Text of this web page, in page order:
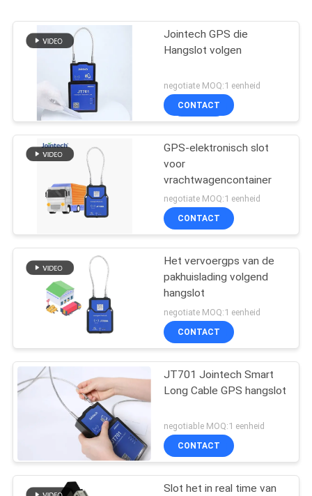
Jointech GPS die
Hangslot volgen
negotiate MOQ:1 eenheid
CONTACT
GPS-elektronisch slot
voor
vrachtwagencontainer
negotiate MOQ:1 eenheid
CONTACT
Het vervoergps van de
pakhuislading volgend
hangslot
negotiate MOQ:1 eenheid
CONTACT
JT701 Jointech Smart
Long Cable GPS hangslot
negotiable MOQ:1 eenheid
CONTACT
Slot het in real time van